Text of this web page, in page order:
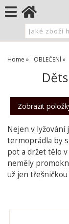
Home OBLEČENÍ
Nejen v
termoprádla by
pot a držet tělo
neměly
už jen